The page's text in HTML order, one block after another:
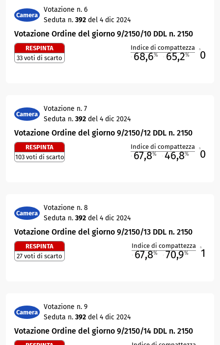
Camera
Votazione n. 6
Seduta n. 392 del 4 dic 2024
Votazione Ordine del giorno 9/2150/10 DDL n. 2150
RESPINTA
33 voti di scarto
Indice di compattezza
68,6% 65,2% 0
Camera
Votazione n. 7
Seduta n. 392 del 4 dic 2024
Votazione Ordine del giorno 9/2150/12 DDL n. 2150
RESPINTA
103 voti di scarto
Indice di compattezza
67,8% 46,8% 0
Camera
Votazione n. 8
Seduta n. 392 del 4 dic 2024
Votazione Ordine del giorno 9/2150/13 DDL n. 2150
RESPINTA
27 voti di scarto
Indice di compattezza
67,8% 70,9% 1
Camera
Votazione n. 9
Seduta n. 392 del 4 dic 2024
Votazione Ordine del giorno 9/2150/14 DDL n. 2150